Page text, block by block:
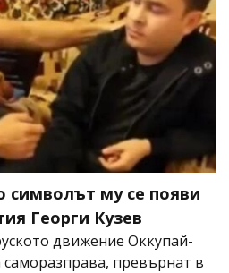
символът му се появи
Георги Кузев
движение Оккупай-
превърнат в